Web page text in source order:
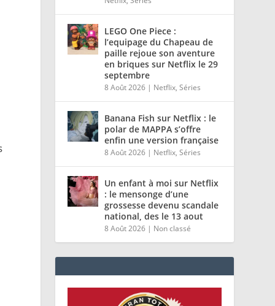
LEGO One Piece :
l’equipage du Chapeau de
paille rejoue son aventure
en briques sur Netflix le 29
septembre
8 Août 2026 | Netflix,Séries
Banana Fish sur Netflix : le
polar de MAPPA s’offre
enfin une version française
8 Août 2026 | Netflix,Séries
Un enfant à moi sur Netflix
: le mensonge d’une
grossesse devenu scandale
national, des le 13 aout
8 Août 2026 | Non classé